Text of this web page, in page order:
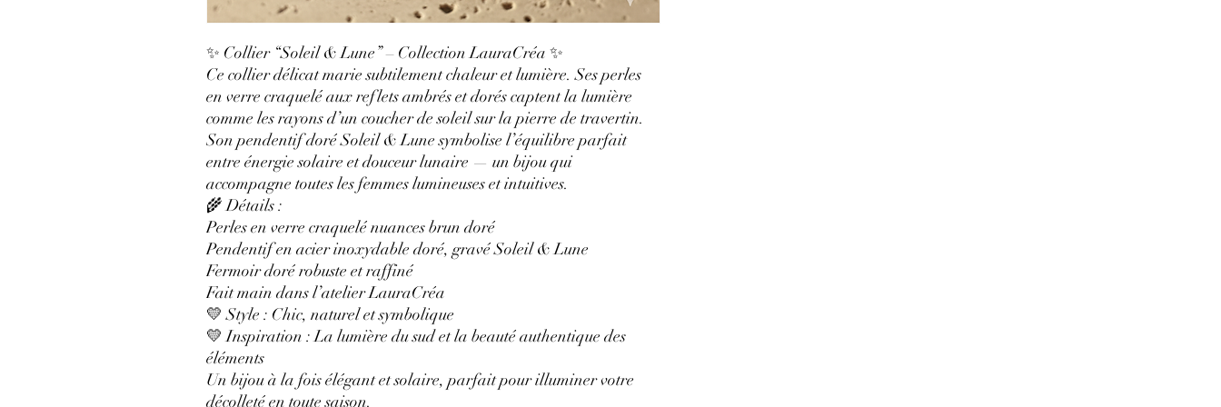
✨ Collier “Soleil & Lune” – Collection LauraCréa ✨
Ce collier délicat marie subtilement chaleur et lumière. Ses perles
en verre craquelé aux reflets ambrés et dorés captent la lumière
comme les rayons d’un coucher de soleil sur la pierre de travertin.
Son pendentif doré Soleil & Lune symbolise l’équilibre parfait
entre énergie solaire et douceur lunaire — un bijou qui
accompagne toutes les femmes lumineuses et intuitives.
🌾 Détails :
Perles en verre craquelé nuances brun doré
Pendentif en acier inoxydable doré, gravé Soleil & Lune
Fermoir doré robuste et raffiné
Fait main dans l’atelier LauraCréa
💛 Style : Chic, naturel et symbolique
💛 Inspiration : La lumière du sud et la beauté authentique des
éléments
Un bijou à la fois élégant et solaire, parfait pour illuminer votre
décolleté en toute saison.